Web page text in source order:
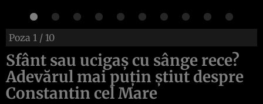
Poza 1 / 10
Sfânt sau ucigaș cu sânge rece?
Adevărul mai puțin știut despre
Constantin cel Mare